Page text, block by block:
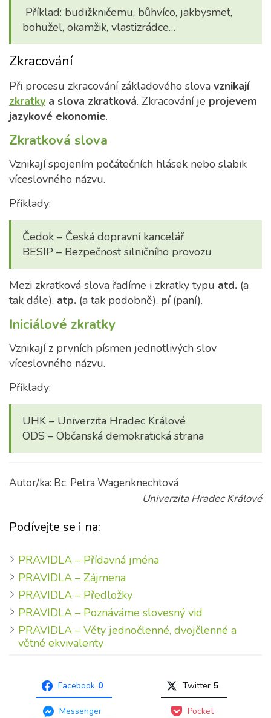
Příklad: budižkničemu, bůhvíco, jakbysmet,
bohužel, okamžik, vlastizrádce…
Zkracování
Při procesu zkracování základového slova vznikají
zkratky a slova zkratková. Zkracování je projevem
jazykové ekonomie.
Zkratková slova
Vznikají spojením počátečních hlásek nebo slabik
víceslovného názvu.
Příklady:
Čedok – Česká dopravní kancelář
BESIP – Bezpečnost silničního provozu
Mezi zkratková slova řadíme i zkratky typu atd. (a
tak dále), atp. (a tak podobně), pí(paní).
Iniciálové zkratky
Vznikají z prvních písmen jednotlivých slov
víceslovného názvu.
Příklady:
UHK – Univerzita Hradec Králové
ODS – Občanská demokratická strana
Autor/ka: Bc. Petra Wagenknechtová
Univerzita Hradec Králové
Podívejte se i na:
PRAVIDLA – Přídavná jména
PRAVIDLA – Zájmena
PRAVIDLA – Předložky
PRAVIDLA – Poznáváme slovesný vid
PRAVIDLA – Věty jednočlenné, dvojčlenné a
větné ekvivalenty
Facebook 0 Twitter 5
Messenger Pocket